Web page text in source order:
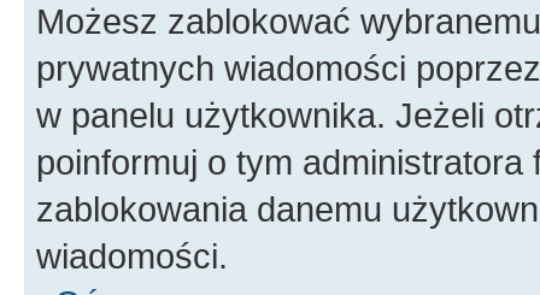
Możesz zablokować
prywatnych wiadomości
w panelu użytkownika. Jeżeli
poinformuj o tym
zablokowania danemu
wiadomości.